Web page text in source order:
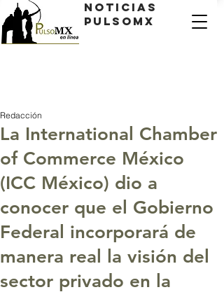
Noticias
PulsoMX
La International Chamber
of Commerce México
(ICC México) dio a
conocer que el Gobierno
Federal incorporará de
manera real la visión del
sector privado en la
Redacción